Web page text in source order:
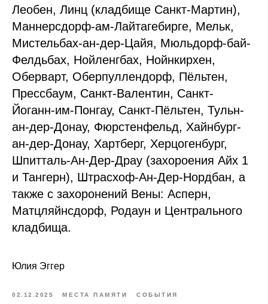
Леобен, Линц (кладбище Санкт-Мартин),
Маннерсдорф-ам-Лайтагебирге, Мельк,
Мистельбах-ан-дер-Цайя, Мюльдорф-бай-
Фелдьбах, Нойленгбах, Нойнкирхен,
Оберварт, Оберпуллендорф, Пёльтен,
Прессбаум, Санкт-Валентин, Санкт-
Йоганн-им-Понгау, Санкт-Пёльтен, Тульн-
ан-дер-Донау, Фюрстенфельд, Хайнбург-
ан-дер-Донау, Хартберг, Херцогенбург,
Шпитталь-Ан-Дер-Драу (захороения Айх 1
и Тангерн), Штрасхоф-Ан-Дер-Нордбан, а
также с захоронений Вены: Асперн,
Матцляйнсдорф, Родаун и Центрального
кладбища.
Юлия Эггер
02.12.2025 МЕСТА ПАМЯТИ СОБЫТИЯ